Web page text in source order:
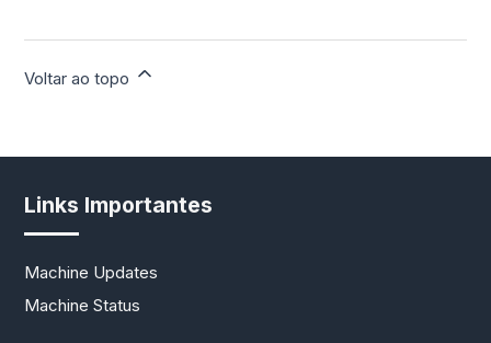
Voltar ao topo
Links Importantes
Machine Updates
Machine Status